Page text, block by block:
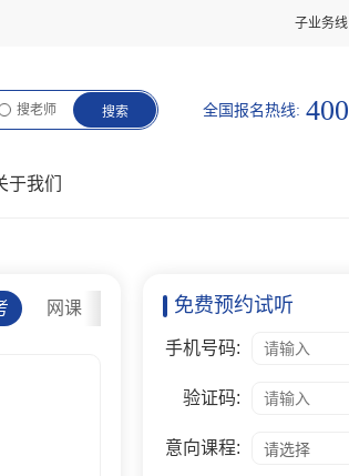
子业务线
搜老师 搜索 全国报名热线: 400
于我们
网课 免费预约试听
手机号码:
验证码:
意向课程: 请选择